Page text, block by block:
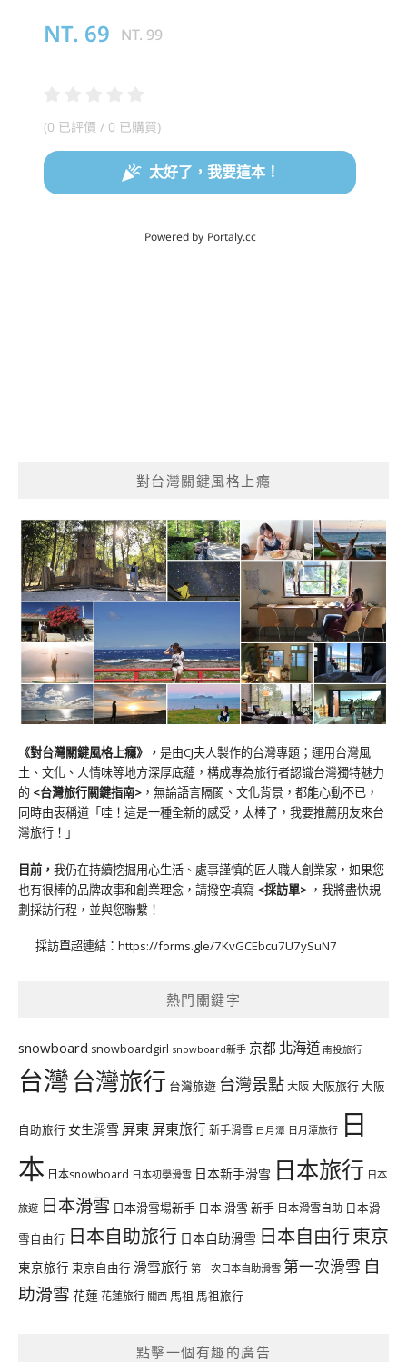
對台灣關鍵風格上癮
《對台灣關鍵風格上癮》 ， 是由CJ夫人製作的台灣專題；運用台灣風
土、文化、人情味等地方深厚底蘊，構成專為旅行者認識台灣獨特魅力
的 <台灣旅行關鍵指南> ，無論語言隔閡、文化背景，都能心動不已，
同時由衷稱道「哇！這是一種全新的感受，太棒了，我要推薦朋友來台
灣旅行！」
目前， 我仍在持續挖掘用心生活、處事謹慎的匠人職人創業家，如果您
也有很棒的品牌故事和創業理念，請撥空填寫 <採訪單> ，我將盡快規
劃採訪行程，並與您聯繫！
採訪單超連結： https://forms.gle/7KvGCEbcu7U7ySuN7
熱門關鍵字
snowboard snowboardgirl snowboard新手 京都 北海道 南投旅行
台灣台灣旅行 台灣旅遊 台灣景點大阪大阪旅行大阪
自助旅行 女生滑雪 屏東 屏東旅行新手滑雪 日月潭 日月潭旅行 日
本 日本snowboard 日本初學滑雪 日本新手滑雪 日本旅行 日本
旅遊 日本滑雪 日本滑雪場新手 日本 滑雪 新手 日本滑雪自助 日本滑
雪自由行 日本自助旅行 日本自助滑雪 日本自由行東京
東京旅行 東京自由行 滑雪旅行 第一次日本自助滑雪 第一次滑雪 自
助滑雪 花蓮花蓮旅行 關西 馬祖 馬祖旅行
點擊一個有趣的廣告